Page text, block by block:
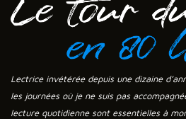
Lectrice invétérée depuis une dizaine
les journées où je ne suis pas
lecture quotidienne sont essentielles à